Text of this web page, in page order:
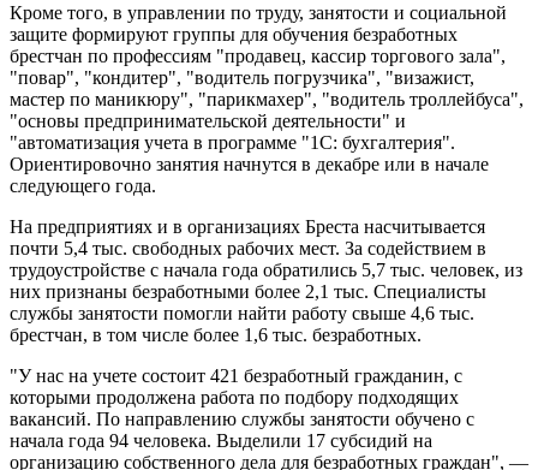
Кроме того, в управлении по труду, занятости и социальной
защите формируют группы для обучения безработных
брестчан по профессиям "продавец, кассир торгового зала",
"повар", "кондитер", "водитель погрузчика", "визажист,
мастер по маникюру", "парикмахер", "водитель троллейбуса",
"основы предпринимательской деятельности" и
"автоматизация учета в программе "1С: бухгалтерия".
Ориентировочно занятия начнутся в декабре или в начале
следующего года.
На предприятиях и в организациях Бреста насчитывается
почти 5,4 тыс. свободных рабочих мест. За содействием в
трудоустройстве с начала года обратились 5,7 тыс. человек, из
них признаны безработными более 2,1 тыс. Специалисты
службы занятости помогли найти работу свыше 4,6 тыс.
брестчан, в том числе более 1,6 тыс. безработных.
"У нас на учете состоит 421 безработный гражданин, с
которыми продолжена работа по подбору подходящих
вакансий. По направлению службы занятости обучено с
начала года 94 человека. Выделили 17 субсидий на
организацию собственного дела для безработных граждан", —